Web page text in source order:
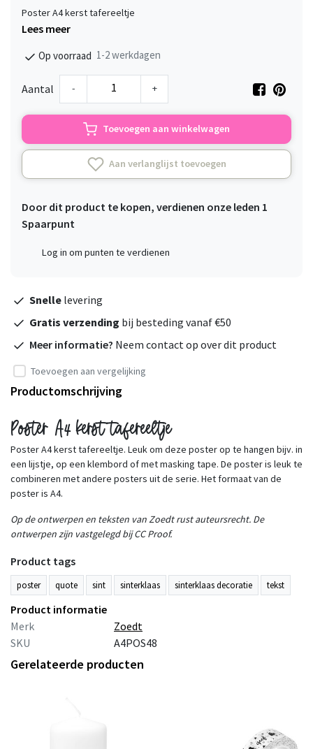
Poster A4 kerst tafereeltje
Lees meer
Op voorraad 1-2 werkdagen
Aantal - +
Toevoegen aan winkelwagen
Aan verlanglijst toevoegen
Door dit product te kopen, verdienen onze leden 1
Spaarpunt
Log in om punten te verdienen
Snelle levering
Gratis verzending bij besteding vanaf €50
Meer informatie? Neem contact op over dit product
Toevoegen aan vergelijking
Productomschrijving
Poster A4 kerst tafereeltje
Poster A4 kerst tafereeltje. Leuk om deze poster op te hangen bijv. in
een lijstje, op een klembord of met masking tape. De poster is leuk te
combineren met andere posters uit de serie. Het formaat van de
poster is A4.
Op de ontwerpen en teksten van Zoedt rust auteursrecht. De
ontwerpen zijn vastgelegd bij CC Proof.
Product tags
poster quote sint sinterklaas sinterklaas decoratie tekst
Product informatie
Merk
Zoedt
SKU
A4POS48
Gerelateerde producten